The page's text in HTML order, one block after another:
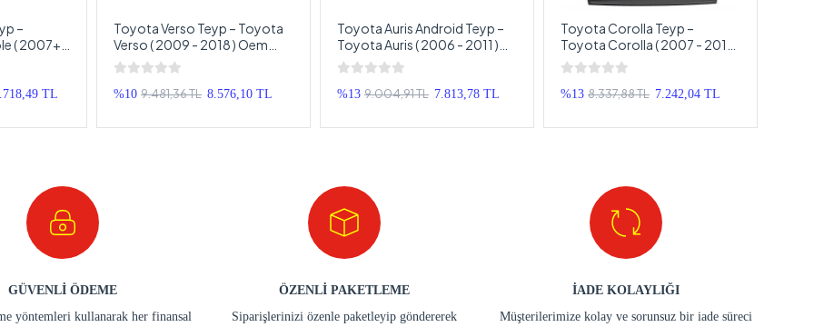
–
( 2007+ )
–
Android
TL
Toyota Verso Teyp – Toyota
Verso ( 2009 - 2018 ) Oem
Android Multimedya – Toyota
Verso Android Double Teyp
%10 9.481,36 TL 8.576,10 TL
Toyota Auris Android Teyp –
Toyota Auris ( 2006 - 2011 )
Oem Android Multimedya –
Toyota Auris Android OEM
Double Teyp
%13 9.004,91 TL 7.813,78 TL
Toyota Corolla Teyp –
Toyota Corolla ( 2007 - 2012 )
Oem Android Multimedya –
Toyota Corolla Android
Double Teyp
%13 8.337,88 TL 7.242,04 TL
GÜVENLİ ÖDEME
yöntemleri kullanarak her finansal
ÖZENLİ PAKETLEME
Siparişlerinizi özenle paketleyip göndererek
İADE KOLAYLIĞI
Müşterilerimize kolay ve sorunsuz bir iade süreci